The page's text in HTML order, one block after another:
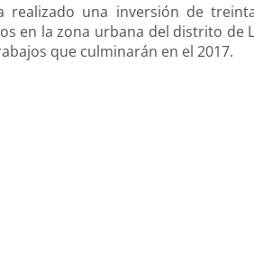
realizado una inversión de
en la zona urbana del distrito de
que culminarán en el 2017.